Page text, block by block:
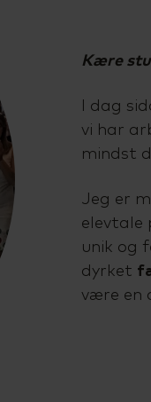
Kære
I dag
vi har
mindst
Jeg er
elevtale
unik og
dyrket
være en